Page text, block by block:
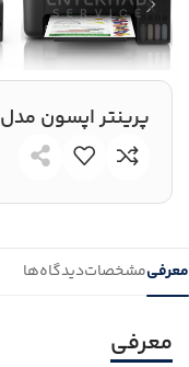
پرینتر اپسون مدل L3250 جوهر افشان چندکاره
معرفیمشخصاتدیدگاه‌ها
معرفی